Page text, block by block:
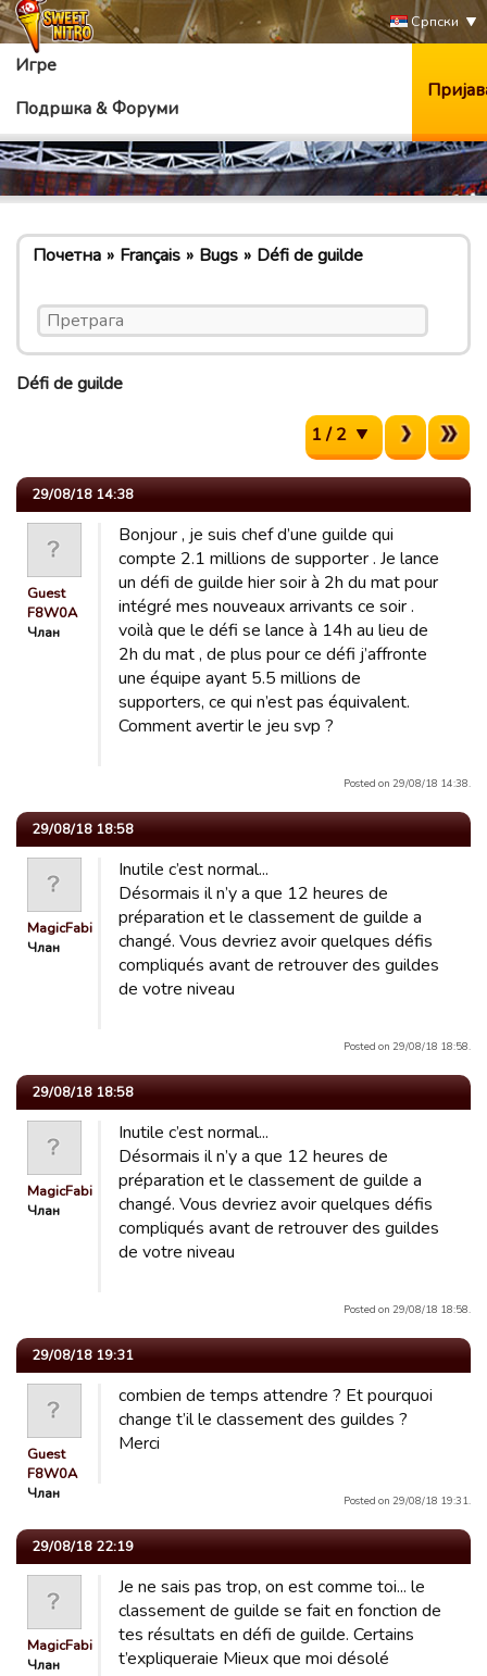
Српски
Игре
Подршка & Форуми
Почетна Français Bugs Défi de guilde
Défi de guilde
1 / 2
29/08/18 14:38
Guest
F8W0A
Члан
Bonjour , je suis chef d’une guilde qui
compte 2.1 millions de supporter . Je lance
un défi de guilde hier soir à 2h du mat pour
intégré mes nouveaux arrivants ce soir .
voilà que le défi se lance à 14h au lieu de
2h du mat , de plus pour ce défi j’affronte
une équipe ayant 5.5 millions de
supporters, ce qui n’est pas équivalent.
Comment avertir le jeu svp ?
Posted on 29/08/18 14:38.
29/08/18 18:58
MagicFabienPelous
Члан
Inutile c’est normal...
Désormais il n’y a que 12 heures de
préparation et le classement de guilde a
changé. Vous devriez avoir quelques défis
compliqués avant de retrouver des guildes
de votre niveau
Posted on 29/08/18 18:58.
29/08/18 18:58
MagicFabienPelous
Члан
Inutile c’est normal...
Désormais il n’y a que 12 heures de
préparation et le classement de guilde a
changé. Vous devriez avoir quelques défis
compliqués avant de retrouver des guildes
de votre niveau
Posted on 29/08/18 18:58.
29/08/18 19:31
Guest
F8W0A
Члан
combien de temps attendre ? Et pourquoi
change t’il le classement des guildes ?
Merci
Posted on 29/08/18 19:31.
29/08/18 22:19
MagicFabienPelous
Члан
Je ne sais pas trop, on est comme toi... le
classement de guilde se fait en fonction de
tes résultats en défi de guilde. Certains
t’expliqueraie Mieux que moi désolé